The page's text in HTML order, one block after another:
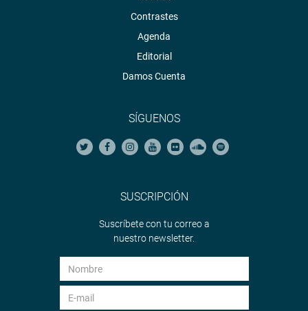
Contrastes
Agenda
Editorial
Damos Cuenta
SÍGUENOS
SUSCRIPCIÓN
Suscríbete con tu correo a
nuestro newsletter.